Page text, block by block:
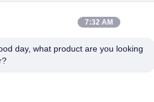
7:32 AM
day, what product are you looking